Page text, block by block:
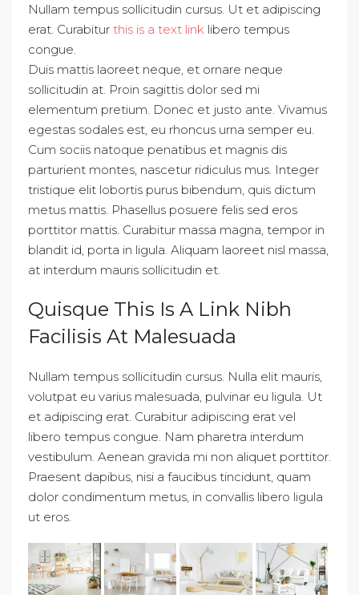
Nullam tempus sollicitudin cursus. Ut et adipiscing
erat. Curabitur this is a text link libero tempus
congue.
Duis mattis laoreet neque, et ornare neque
sollicitudin at. Proin sagittis dolor sed mi
elementum pretium. Donec et justo ante. Vivamus
egestas sodales est, eu rhoncus urna semper eu.
Cum sociis natoque penatibus et magnis dis
parturient montes, nascetur ridiculus mus. Integer
tristique elit lobortis purus bibendum, quis dictum
metus mattis. Phasellus posuere felis sed eros
porttitor mattis. Curabitur massa magna, tempor in
blandit id, porta in ligula. Aliquam laoreet nisl massa,
at interdum mauris sollicitudin et.
Quisque This Is A Link Nibh
Facilisis At Malesuada
Nullam tempus sollicitudin cursus. Nulla elit mauris,
volutpat eu varius malesuada, pulvinar eu ligula. Ut
et adipiscing erat. Curabitur adipiscing erat vel
libero tempus congue. Nam pharetra interdum
vestibulum. Aenean gravida mi non aliquet porttitor.
Praesent dapibus, nisi a faucibus tincidunt, quam
dolor condimentum metus, in convallis libero ligula
ut eros.